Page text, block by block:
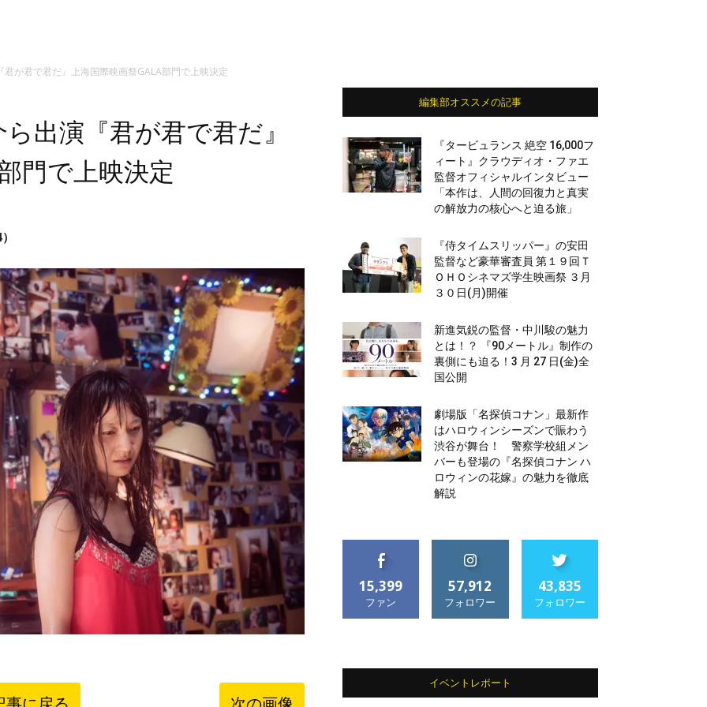
が君で君だ』上海国際映画祭GALA部門で上映決定
出演『君が君で君だ』
門で上映決定
編集部オススメの記事
『タービュランス 絶空 16,000フ
ィート』クラウディオ・ファエ
監督オフィシャルインタビュー
「本作は、人間の回復力と真実
の解放力の核心へと迫る旅」
『侍タイムスリッパー』の安田
監督など豪華審査員 第１９回Ｔ
ＯＨＯシネマズ学生映画祭 ３月
３０日(月)開催
新進気鋭の監督・中川駿の魅力
とは！？ 『90メートル』制作の
裏側にも迫る！3 月 27 日(金)全
国公開
劇場版「名探偵コナン」最新作
はハロウィンシーズンで賑わう
渋谷が舞台！ 警察学校組メン
バーも登場の『名探偵コナン ハ
ロウィンの花嫁』の魅力を徹底
解説
15,399
ファン
57,912
フォロワー
43,835
フォロワー
イベントレポート